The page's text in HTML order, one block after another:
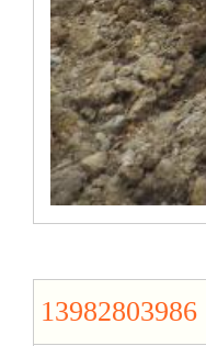
13982803986